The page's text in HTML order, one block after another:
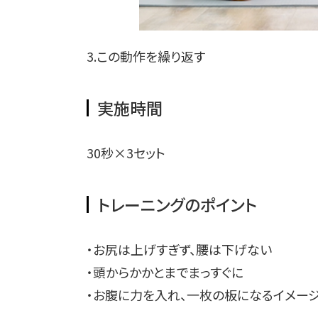
3.この動作を繰り返す
実施時間
30秒×3セット
トレーニングのポイント
・お尻は上げすぎず、腰は下げない
・頭からかかとまでまっすぐに
・お腹に力を入れ、一枚の板になるイメー